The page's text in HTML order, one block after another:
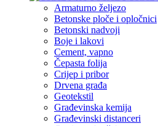
Armaturno željezo
Betonske ploče i opločnici
Betonski nadvoji
Boje i lakovi
Cement, vapno
Čepasta folija
Crijep i pribor
Drvena građa
Geotekstil
Građevinska kemija
Građevinski distanceri